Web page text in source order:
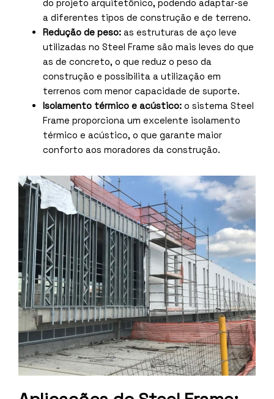
do projeto arquitetônico, podendo adaptar-se
a diferentes tipos de construção e de terreno.
Redução de peso: as estruturas de aço leve
utilizadas no Steel Frame são mais leves do que
as de concreto, o que reduz o peso da
construção e possibilita a utilização em
terrenos com menor capacidade de suporte.
Isolamento térmico e acústico: o sistema Steel
Frame proporciona um excelente isolamento
térmico e acústico, o que garante maior
conforto aos moradores da construção.